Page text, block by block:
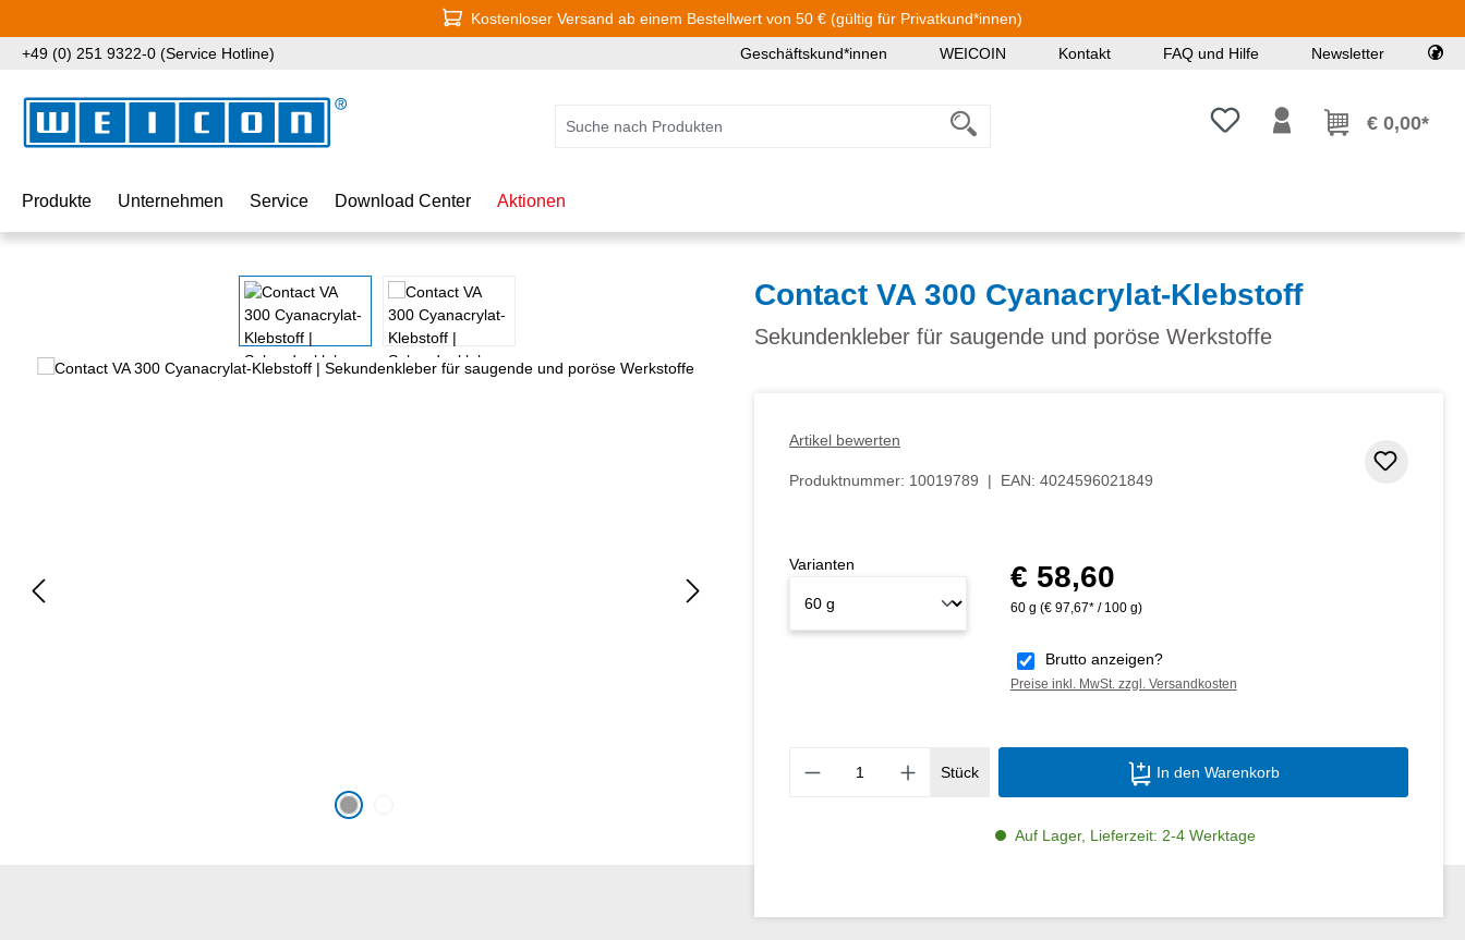
Kostenloser Versand ab einem Bestellwert von 50 € (gültig für Privatkund*innen)
+49 (0) 251 9322-0 (Service Hotline) Geschäftskund*innen WEICOIN Kontakt FAQ und Hilfe Newsletter
Du hast 0 Produkte auf dem
€ 0,00*
Produkte Unternehmen Service Download Center Aktionen
Contact VA 300 Cyanacrylat-Klebstoff
Sekundenkleber für saugende und poröse Werkstoffe
Artikel bewerten
Produktnummer: 10019789 | EAN: 4024596021849
Regulärer Preis:
€ 58,60
60 g (€ 97,67* / 100 g)
Brutto anzeigen?
Preise inkl. MwSt. zzgl. Versandkosten
Varianten
Produkt Anzahl: Gib den gewünschten
Stück In den Warenkorb
Auf Lager, Lieferzeit: 2-4 Werktage